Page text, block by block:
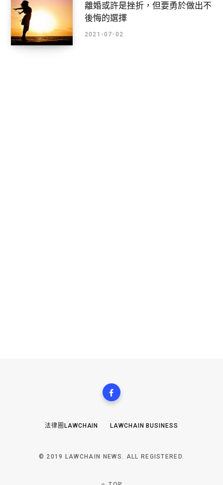
離婚或許是挫折，但要勇於做出不
後悔的選擇
2021-07-02
法律圈LAWCHAIN LAWCHAIN BUSINESS
© 2019 LAWCHAIN NEWS. ALL REGISTERED.